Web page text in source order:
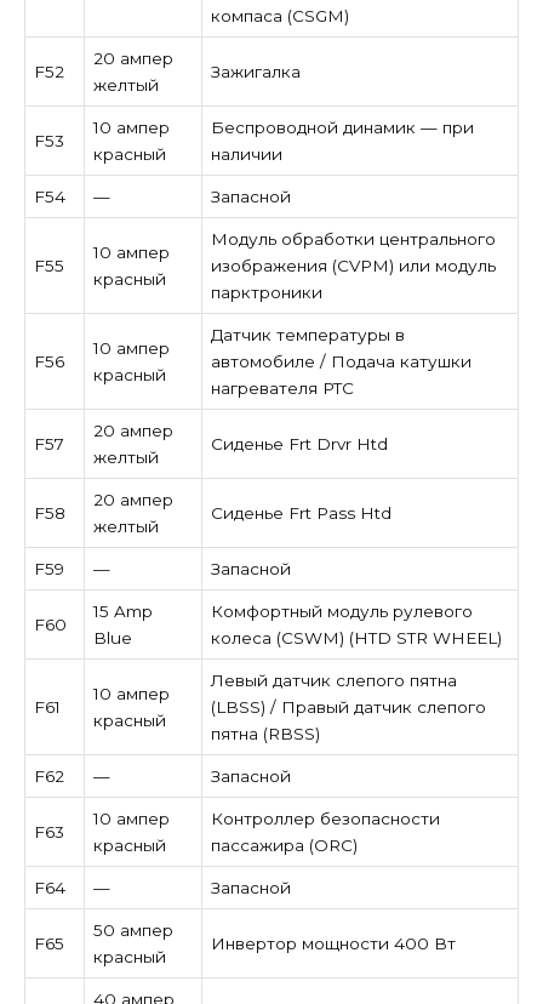
компаса (CSGM)
F52
20 ампер
желтый
Зажигалка
F53
10 ампер
красный
Беспроводной динамик — при
наличии
F54 — Запасной
F55
10 ампер
красный
Модуль обработки центрального
изображения (CVPM) или модуль
парктроники
F56
10 ампер
красный
Датчик температуры в
автомобиле / Подача катушки
нагревателя PTC
F57
20 ампер
желтый
Сиденье Frt Drvr Htd
F58
20 ампер
желтый
Сиденье Frt Pass Htd
F59 — Запасной
F60
15 Amp
Blue
Комфортный модуль рулевого
колеса (CSWM) (HTD STR WHEEL)
F61
10 ампер
красный
Левый датчик слепого пятна
(LBSS) / Правый датчик слепого
пятна (RBSS)
F62 — Запасной
F63
10 ампер
красный
Контроллер безопасности
пассажира (ORC)
F64 — Запасной
F65
50 ампер
красный
Инвертор мощности 400 Вт
40 ампер